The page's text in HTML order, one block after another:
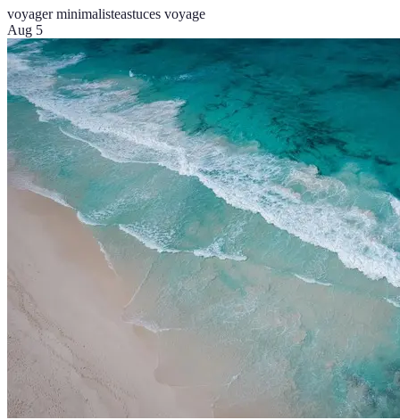
voyager minimalisteastuces voyage
Aug 5